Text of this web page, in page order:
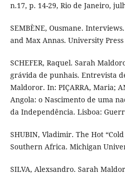
n.17, p. 14-29, Rio de Janeiro,
SEMBÈNE, Ousmane.
and Max Annas. University Press
SCHEFER, Raquel. Sarah
grávida de punhais. Entrevista
Maldoror. In: PIÇARRA, Maria;
Angola: o Nascimento de uma
da Independência. Lisboa:
SHUBIN, Vladimir. The Hot
Southern Africa. Michigan
SILVA, Alexsandro. Sarah